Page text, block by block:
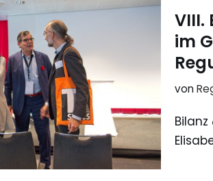
VIII.
im
von
Bilanz